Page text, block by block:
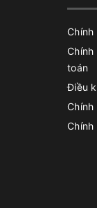
toán
Điều
Chính
Chính